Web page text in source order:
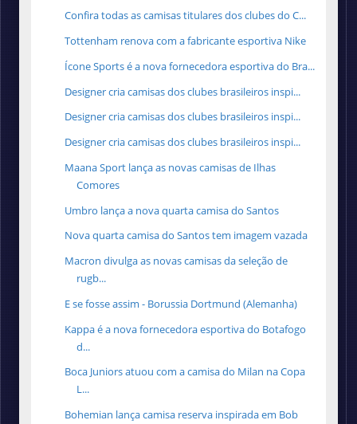
Confira todas as camisas titulares dos clubes do C...
Tottenham renova com a fabricante esportiva Nike
Ícone Sports é a nova fornecedora esportiva do Bra...
Designer cria camisas dos clubes brasileiros inspi...
Designer cria camisas dos clubes brasileiros inspi...
Designer cria camisas dos clubes brasileiros inspi...
Maana Sport lança as novas camisas de Ilhas
Comores
Umbro lança a nova quarta camisa do Santos
Nova quarta camisa do Santos tem imagem vazada
Macron divulga as novas camisas da seleção de
rugb...
E se fosse assim - Borussia Dortmund (Alemanha)
Kappa é a nova fornecedora esportiva do Botafogo
d...
Boca Juniors atuou com a camisa do Milan na Copa
L...
Bohemian lança camisa reserva inspirada em Bob